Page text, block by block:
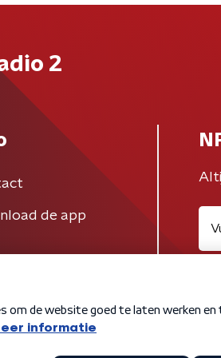
2
de app